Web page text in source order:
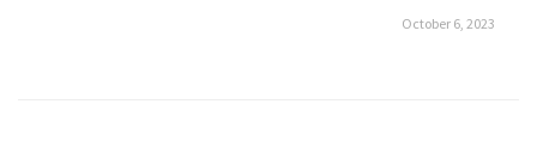
October 6, 2023